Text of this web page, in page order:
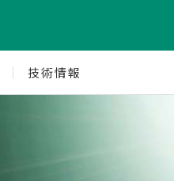
技術情報